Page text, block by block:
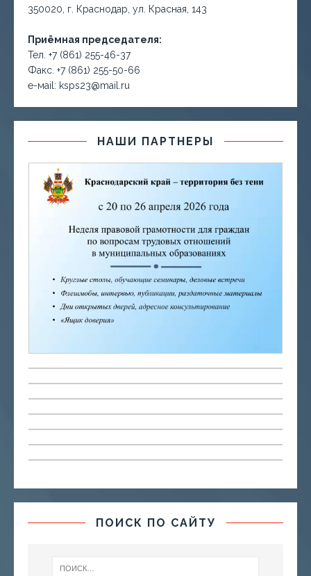
350020, г. Краснодар, ул. Красная, 143
Приёмная председателя:
Тел. +7 (861) 255-46-37
Факс. +7 (861) 255-50-66
е-маil: ksps23@mail.ru
НАШИ ПАРТНЕРЫ
ПОИСК ПО САЙТУ